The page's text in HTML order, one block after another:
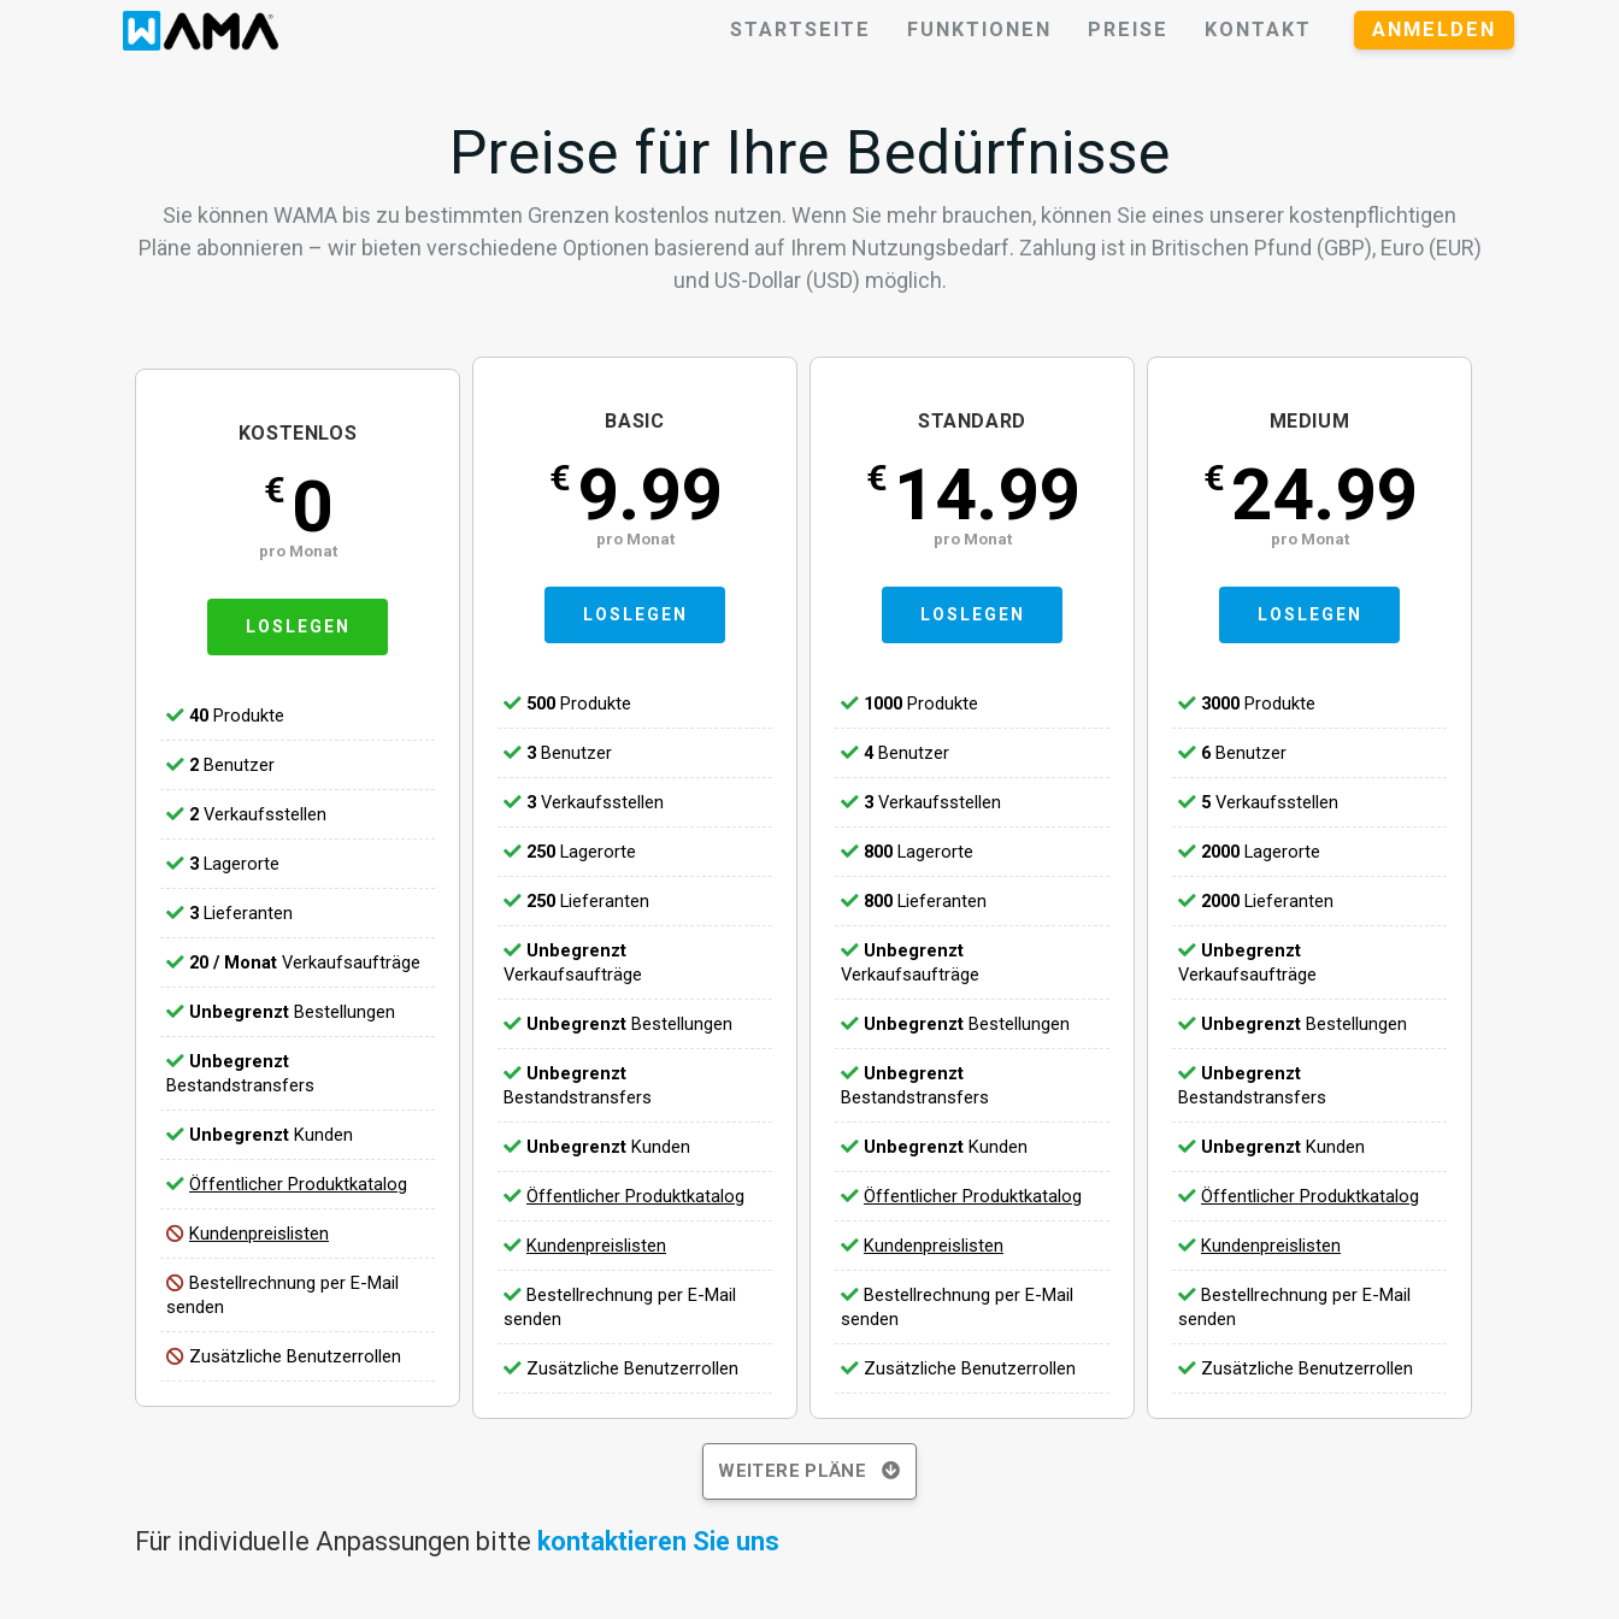
STARTSEITE FUNKTIONEN PREISE KONTAKT ANMELDEN
Preise für Ihre Bedürfnisse
Sie können WAMA bis zu bestimmten Grenzen kostenlos nutzen. Wenn Sie mehr brauchen, können Sie eines unserer kostenpflichtigen
Pläne abonnieren – wir bieten verschiedene Optionen basierend auf Ihrem Nutzungsbedarf. Zahlung ist in Britischen Pfund (GBP), Euro (EUR)
und US-Dollar (USD) möglich.
KOSTENLOS
€ 0
pro Monat
LOSLEGEN
40 Produkte
2 Benutzer
2 Verkaufsstellen
3 Lagerorte
3 Lieferanten
20 / Monat Verkaufsaufträge
Unbegrenzt Bestellungen
Unbegrenzt
Bestandstransfers
Unbegrenzt Kunden
Öffentlicher Produktkatalog
Kundenpreislisten
Bestellrechnung per E-Mail
senden
Zusätzliche Benutzerrollen
BASIC
€ 9.99
pro Monat
LOSLEGEN
500 Produkte
3 Benutzer
3 Verkaufsstellen
250 Lagerorte
250 Lieferanten
Unbegrenzt
Verkaufsaufträge
Unbegrenzt Bestellungen
Unbegrenzt
Bestandstransfers
Unbegrenzt Kunden
Öffentlicher Produktkatalog
Kundenpreislisten
Bestellrechnung per E-Mail
senden
Zusätzliche Benutzerrollen
STANDARD
€ 14.99
pro Monat
LOSLEGEN
1000 Produkte
4Benutzer
3 Verkaufsstellen
800 Lagerorte
800 Lieferanten
Unbegrenzt
Verkaufsaufträge
Unbegrenzt Bestellungen
Unbegrenzt
Bestandstransfers
Unbegrenzt Kunden
Öffentlicher Produktkatalog
Kundenpreislisten
Bestellrechnung per E-Mail
senden
Zusätzliche Benutzerrollen
MEDIUM
€ 24.99
pro Monat
LOSLEGEN
3000 Produkte
6 Benutzer
5 Verkaufsstellen
2000 Lagerorte
2000 Lieferanten
Unbegrenzt
Verkaufsaufträge
Unbegrenzt Bestellungen
Unbegrenzt
Bestandstransfers
Unbegrenzt Kunden
Öffentlicher Produktkatalog
Kundenpreislisten
Bestellrechnung per E-Mail
senden
Zusätzliche Benutzerrollen
WEITERE PLÄNE
Für individuelle Anpassungen bitte kontaktieren Sie uns